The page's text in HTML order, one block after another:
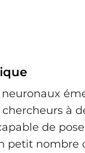
à
de
petit nombre